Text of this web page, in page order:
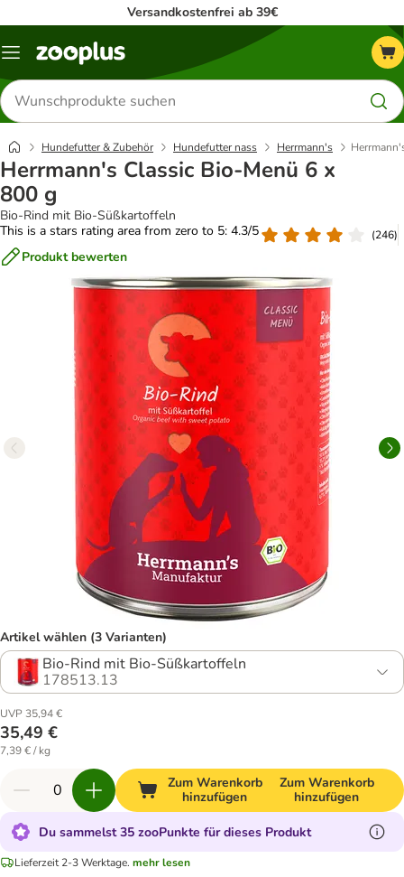
Versandkostenfrei ab 39€
Menü
Produkte
suchen
Hundefutter & Zubehör Hundefutter nass Herrmann's
Herrmann's Classic Bio-Menü 6 x
800 g
Bio-Rind mit Bio-Süßkartoffeln
This is a stars rating area from zero to 5: 4.3/5
(246)
Produkt bewerten
Artikel wählen (3 Varianten)
Bio-Rind mit Bio-Süßkartoffeln
178513.13
UVP 35,94 €
35,49 €
7,39 € / kg
Zum Warenkorb
hinzufügen
Zum Warenkorb
hinzufügen
Du sammelst 35 zooPunkte für dieses Produkt
Lieferzeit 2-3 Werktage. mehr lesen